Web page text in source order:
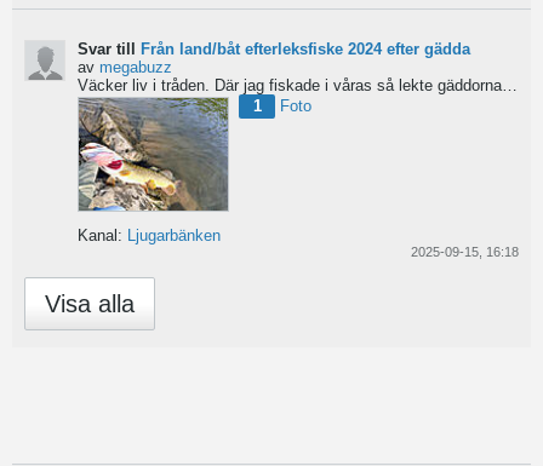
Svar till
Från land/båt efterleksfiske 2024 efter gädda
av megabuzz
Väcker liv i tråden. Där jag fiskade i våras så lekte gäddorna från början av mars hela vägen in i juni...
1
Foto
Kanal: Ljugarbänken
2025-09-15, 16:18
Visa alla